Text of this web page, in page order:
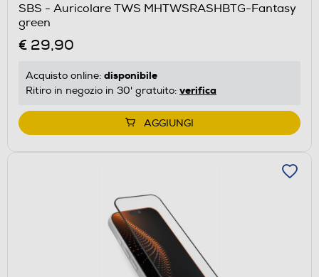
SBS - Auricolare TWS MHTWSRASHBTG-Fantasy
green
€ 29,90
Acquisto online: disponibile
Ritiro in negozio in 30' gratuito: verifica
AGGIUNGI